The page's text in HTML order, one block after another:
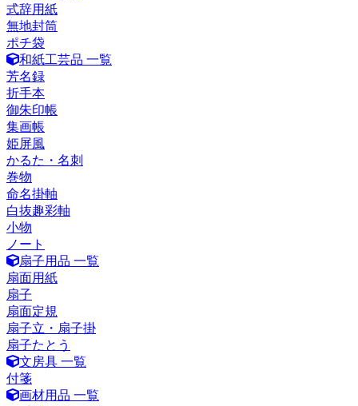
式辞用紙
無地封筒
ポチ袋
和紙工芸品 一覧
芳名録
折手本
御朱印帳
集画帳
姫屏風
かるた・名刺
巻物
命名掛軸
白抜趣彩軸
小物
ノート
扇子用品 一覧
扇面用紙
扇子
扇面定規
扇子立・扇子掛
扇子たとう
文房具 一覧
付箋
画材用品 一覧